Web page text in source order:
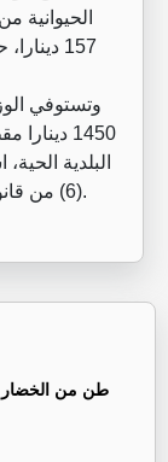
الحيوانية
157
1450
البلدية
(6) من قانون الاستيراد والتصدير رقم (21) لسنة 2001.
3000 طن من